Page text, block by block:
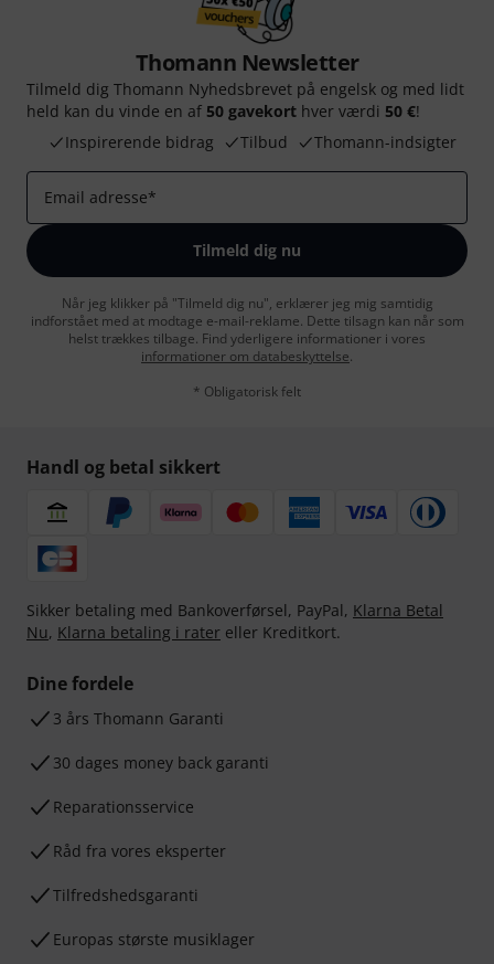
Thomann Newsletter
Tilmeld dig Thomann Nyhedsbrevet på engelsk og med lidt
held kan du vinde en af 50 gavekort hver værdi 50 €!
Inspirerende bidrag
Tilbud Thomann-indsigter
Email adresse*
Tilmeld dig nu
Når jeg klikker på "Tilmeld dig nu", erklærer jeg mig samtidig
indforstået med at modtage e-mail-reklame. Dette tilsagn kan når som
helst trækkes tilbage. Find yderligere informationer i vores
informationer om databeskyttelse.
* Obligatorisk felt
Handl og betal sikkert
Sikker betaling med Bankoverførsel, PayPal, Klarna Betal
Nu, Klarna betaling i rater eller Kreditkort.
Dine fordele
3 års Thomann Garanti
30 dages money back garanti
Reparationsservice
Råd fra vores eksperter
Tilfredshedsgaranti
Europas største musiklager